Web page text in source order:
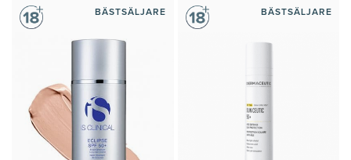
BÄSTSÄLJARE BÄSTSÄLJARE